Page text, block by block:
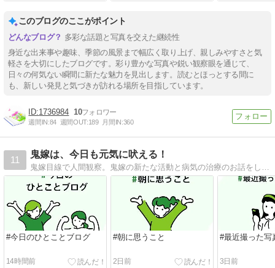
このブログのここがポイント
多彩な話題と写真を交えた継続性
身近な出来事や趣味、季節の風景まで幅広く取り上げ、親しみやすさと気
軽さを大切にしたブログです。彩り豊かな写真や鋭い観察眼を通じて、
日々の何気ない瞬間に新たな魅力を見出します。読むとほっとする間に
も、新しい発見と気づきが訪れる場所を目指しています。
1736984 10
週間IN:84 週間OUT:189 月間IN:360
11
鬼嫁は、今日も元気に吠える！
鬼嫁目線で人間観察。鬼嫁の新たな活動と病気の治療のお話をしていきたいと思います。
#今日のひとことブログ
14時間前
#朝に思うこと
2日前
#最近撮った写
3日前